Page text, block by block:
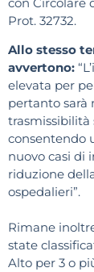
Prot. 32732.
Allo stesso
avvertono:
elevata per
pertanto sarà
trasmissibilità
consentendo
nuovo casi di
riduzione
ospedalieri”.
Rimane
state
Alto per 3 o